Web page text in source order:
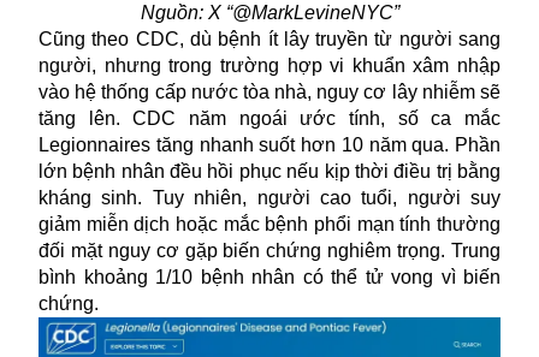
Nguồn: X “@MarkLevineNYC”
Cũng theo CDC, dù bệnh ít lây truyền từ người sang
người, nhưng trong trường hợp vi khuẩn xâm nhập
vào hệ thống cấp nước tòa nhà, nguy cơ lây nhiễm sẽ
tăng lên. CDC năm ngoái ước tính, số ca mắc
Legionnaires tăng nhanh suốt hơn 10 năm qua. Phần
lớn bệnh nhân đều hồi phục nếu kịp thời điều trị bằng
kháng sinh. Tuy nhiên, người cao tuổi, người suy
giảm miễn dịch hoặc mắc bệnh phổi mạn tính thường
đối mặt nguy cơ gặp biến chứng nghiêm trọng. Trung
bình khoảng 1/10 bệnh nhân có thể tử vong vì biến
chứng.